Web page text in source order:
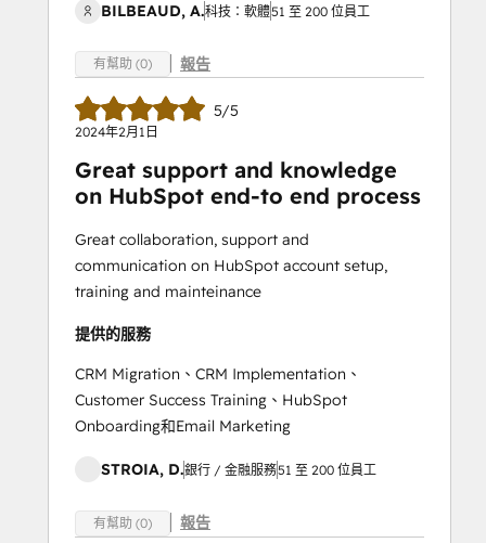
BILBEAUD, A.科技：軟體51 至 200 位員工
有幫助 (0) 報告
5/5
2024年2月1日
Great support and knowledge
on HubSpot end-to end process
Great collaboration, support and
communication on HubSpot account setup,
training and mainteinance
提供的服務
CRM Migration、CRM Implementation、
Customer Success Training、HubSpot
Onboarding和Email Marketing
STROIA, D.銀行 / 金融服務51 至 200 位員工
有幫助 (0) 報告